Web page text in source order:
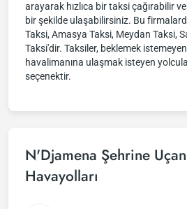
arayarak hızlıca bir taksi çağırabilir
bir şekilde ulaşabilirsiniz. Bu
Taksi, Amasya Taksi, Meydan Taksi,
Taksi'dir. Taksiler, beklemek
havalimanına ulaşmak isteyen
seçenektir.
N'Djamena Şehrine
Havayolları